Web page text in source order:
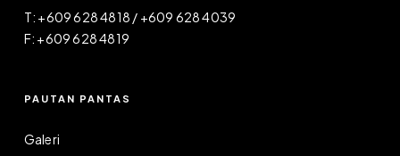
T: +609 628 4818 / +609 628 4039
F: +609 628 4819
PAUTAN PANTAS
Galeri